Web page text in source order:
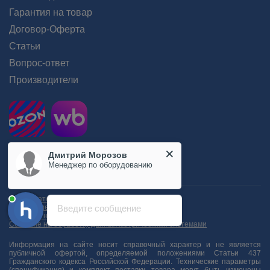
Гарантия на товар
Договор-Оферта
Статьи
Вопрос-ответ
Производители
Пользовательское соглашение
Положение об обработке персональных данных
Согласие на обработку персональных данных
Согласие на обработку данных метрическими системами
Информация на сайте носит справочный характер и не является
публичной офертой, определяемой положениями Статьи 437
Гражданского кодекса Российской Федерации. Технические параметры
Введите сообщение
Дмитрий Морозов
Менеджер по оборудованию